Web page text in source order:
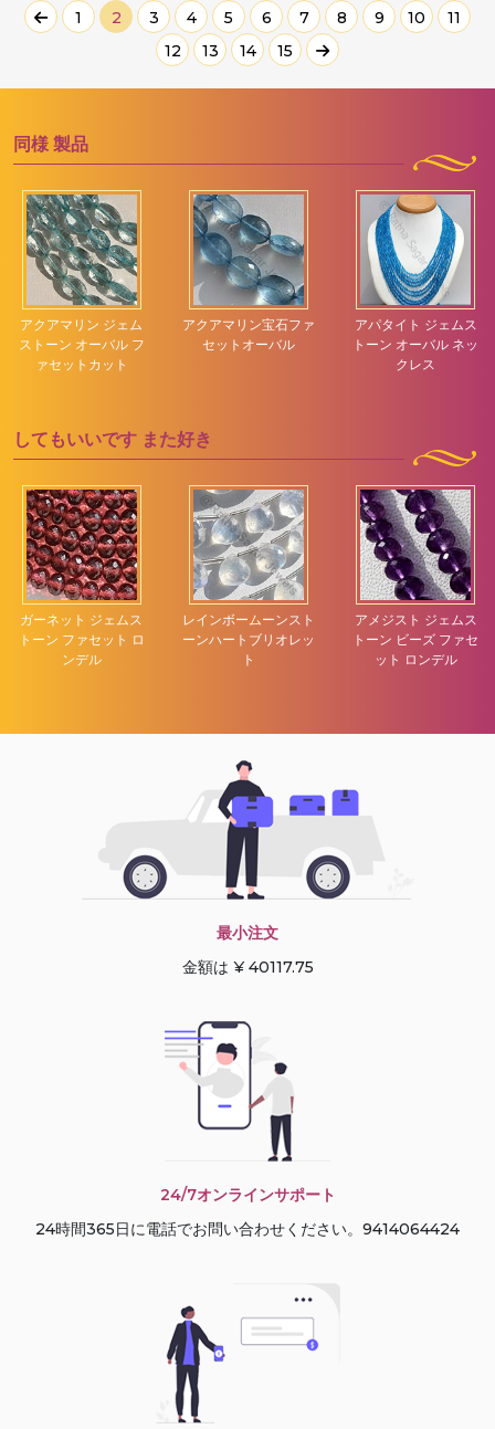
1 2 3 4 5 6 7 8 9 10
11
12
13 14 15
同様 製品
アクアマリン ジェム
ストーン オーバル フ
ァセットカット
アクアマリン宝石ファ
セットオーバル
アパタイト ジェムス
トーン オーバル ネッ
クレス
してもいいです また好き
ガーネット ジェムス
トーン ファセット ロ
ンデル
レインボームーンスト
ーンハートブリオレッ
ト
アメジスト ジェムス
トーン ビーズ ファセ
ット ロンデル
最小注文
金額は ¥ 40117.75
24/7オンラインサポート
24時間365日に電話でお問い合わせください。9414064424